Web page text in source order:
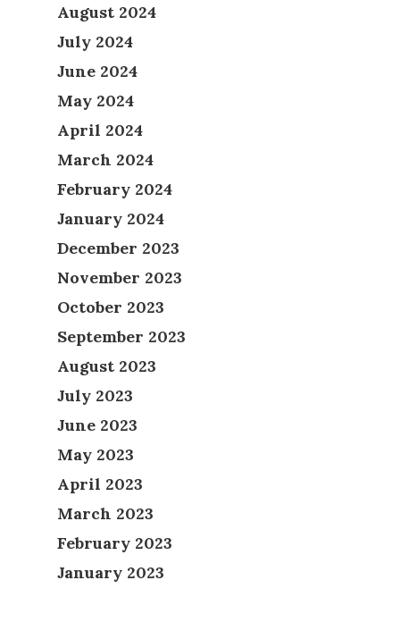
August 2024
July 2024
June 2024
May 2024
April 2024
March 2024
February 2024
January 2024
December 2023
November 2023
October 2023
September 2023
August 2023
July 2023
June 2023
May 2023
April 2023
March 2023
February 2023
January 2023